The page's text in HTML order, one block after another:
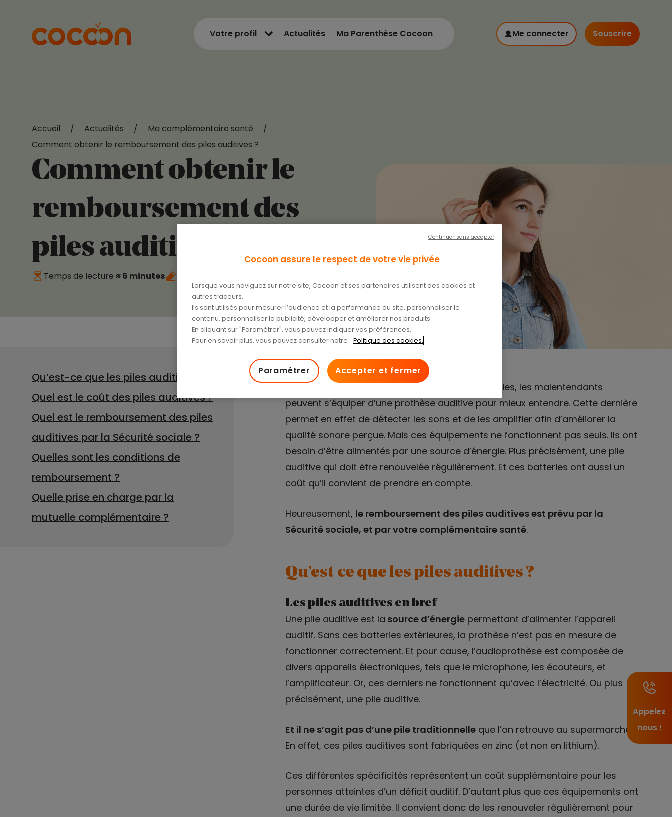
Votre profil Actualités Ma Parenthèse Cocoon Me connecter Souscrire
Appelez
nous !
Accueil / Actualités / Ma complémentaire santé
/
Comment obtenir le remboursement des piles auditives ?
Comment obtenir le
remboursement des
piles auditives ?
Temps de lecture ≈ 6 minutes
Qu’est-ce que les piles auditives ?
Quel est le coût des piles auditives ?
Quel est le remboursement des piles
auditives par la Sécurité sociale ?
Quelles sont les conditions de
remboursement ?
Quelle prise en charge par la
mutuelle complémentaire ?
Avec le développement des nouvelles technologies, les malentendants
peuvent s’équiper d’une prothèse auditive pour mieux entendre. Cette dernière
permet en effet de détecter les sons et de les amplifier afin d’améliorer la
qualité sonore perçue. Mais ces équipements ne fonctionnent pas seuls. Ils ont
besoin d’être alimentés par une source d’énergie. Plus précisément, une pile
auditive qui doit être renouvelée régulièrement. Et ces batteries ont aussi un
coût qu’il convient de prendre en compte.
Heureusement, le remboursement des piles auditives est prévu par la
Sécurité sociale, et par votre complémentaire santé.
Qu’est-ce que les piles auditives ?
Les piles auditives en bref
Une pile auditive est la source d’énergiepermettant d’alimenter l’appareil
auditif. Sans ces batteries extérieures, la prothèse n’est pas en mesure de
fonctionner correctement. Et pour cause, l’audioprothèse est composée de
divers appareils électroniques, tels que le microphone, les écouteurs, et
l’amplificateur. Or, ces derniers ne fonctionnent qu’avec l’électricité. Ou plus
précisément, une pile auditive.
Et il ne s’agit pas d’une pile traditionnelleque l’on retrouve au supermarché.
En effet, ces piles auditives sont fabriquées en zinc (et non en lithium).
Ces différentes spécificités représentent un coût supplémentaire pour les
personnes atteintes d’un déficit auditif. D’autant plus que ces équipements ont
une durée de vie limitée. Il convient donc de les renouveler régulièrement pour
Cocoon assure le respect de votre vie privée
Lorsque vous naviguez sur notre site, Cocoon et ses partenaires utilisent des cookies et
autres traceurs.
Ils sont utilisés pour mesurer l’audience et la performance du site, personnaliser le
contenu, personnaliser la publicité, développer et améliorer nos produits.
En cliquant sur "Paramétrer", vous pouvez indiquer vos préférences.
Pour en savoir plus, vous pouvez consulter notre : Politique des cookies.
Accepter et fermer
Paramétrer
Continuer sans accepter